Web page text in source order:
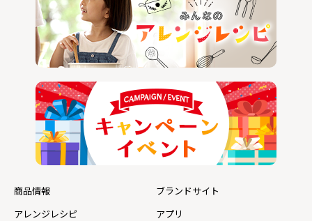
商品情報
ブランドサイト
アレンジレシピ
アプリ